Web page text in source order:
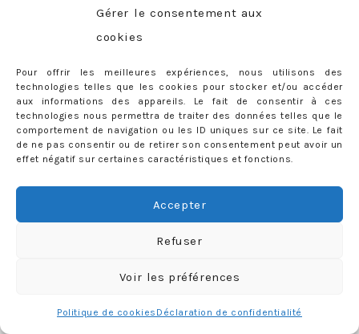
Gérer le consentement aux
cookies
Pour offrir les meilleures expériences, nous utilisons des
technologies telles que les cookies pour stocker et/ou accéder
aux informations des appareils. Le fait de consentir à ces
technologies nous permettra de traiter des données telles que le
comportement de navigation ou les ID uniques sur ce site. Le fait
de ne pas consentir ou de retirer son consentement peut avoir un
effet négatif sur certaines caractéristiques et fonctions.
Accepter
Refuser
Voir les préférences
Politique de cookies Déclaration de confidentialité
ABONNEMENT
Adresse
Rejoignez les 398 autres abonnés
Designed by Light Morango